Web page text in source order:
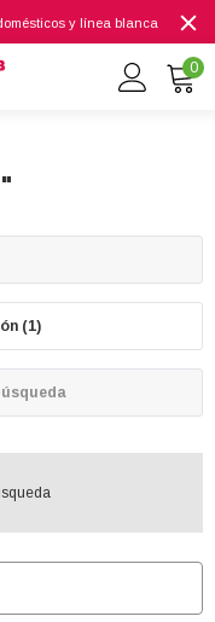
y línea blanca
0
(1)